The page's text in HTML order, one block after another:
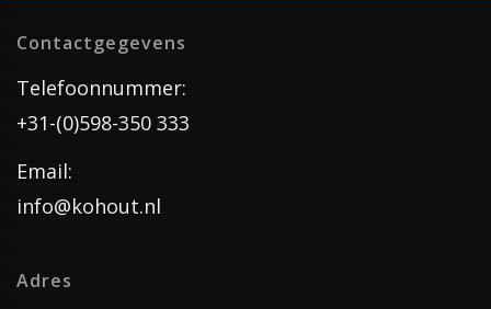
Contactgegevens
Telefoonnummer:
+31-(0)598-350 333
Email:
info@kohout.nl
Adres